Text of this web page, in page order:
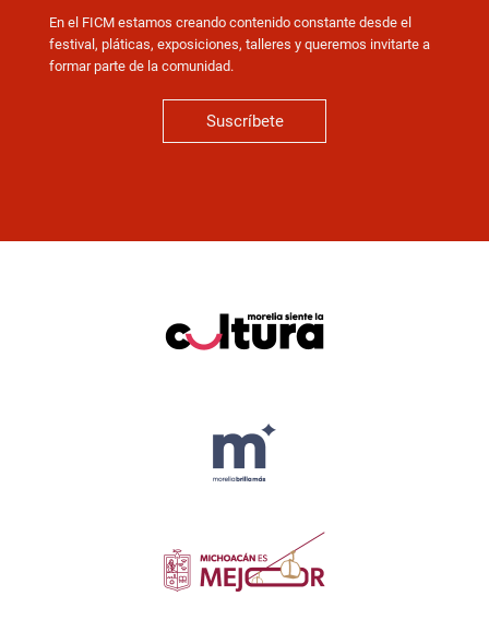
En el FICM estamos creando contenido constante desde el
festival, pláticas, exposiciones, talleres y queremos invitarte a
formar parte de la comunidad.
Suscríbete